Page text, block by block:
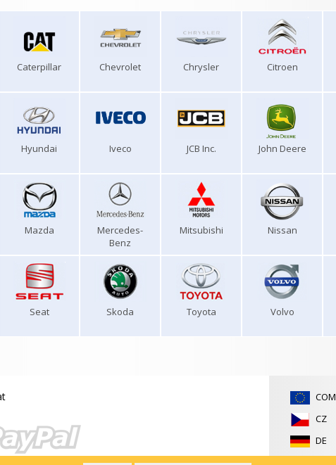
Caterpillar Chevrolet Chrysler Citroen
Hyundai Iveco JCB Inc. John Deere
Mazda
Mercedes-
Benz
Mitsubishi Nissan
Seat Skoda Toyota Volvo
COM
CZ
DE